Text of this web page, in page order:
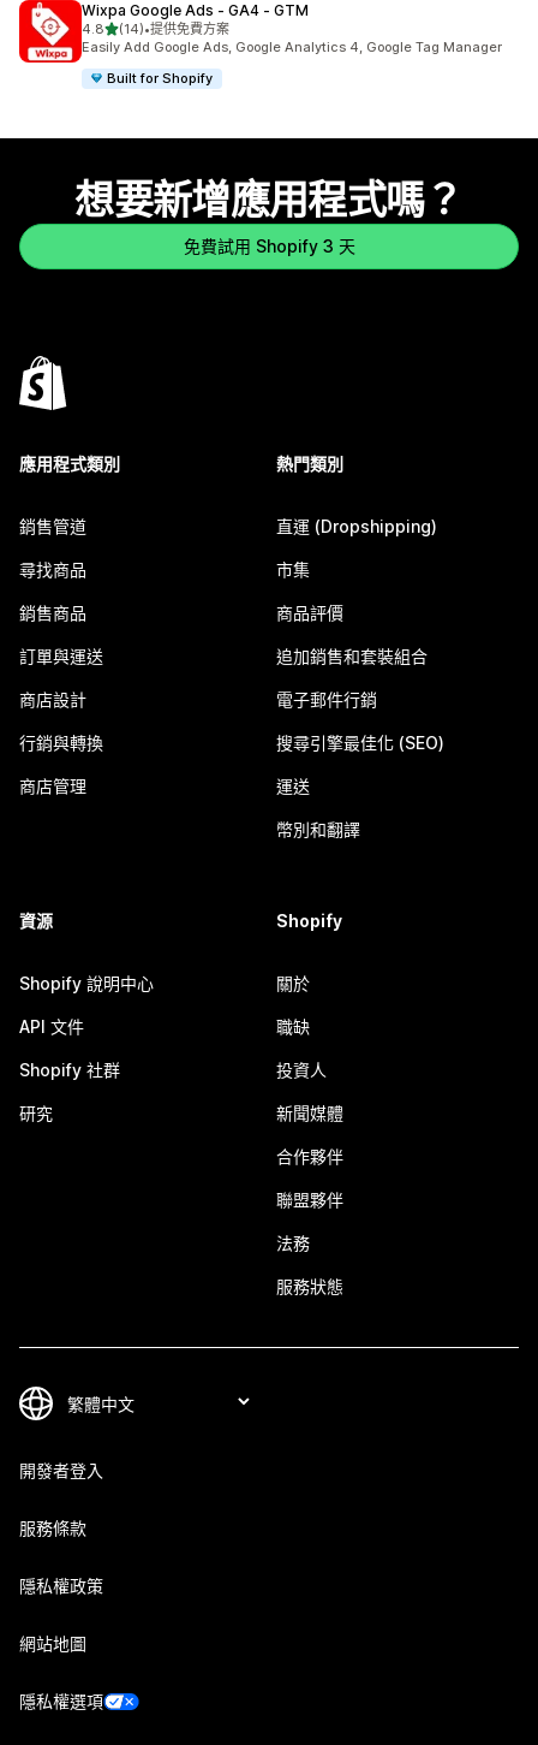
Wixpa Google Ads ‑ GA4 ‑ GTM
4.8滿分 5 顆星
(14)
共有 14 則評價
•提供免費方案
Easily Add Google Ads, Google Analytics 4, Google Tag Manager
Built for Shopify
想要新增應用程式嗎？
免費試用 Shopify 3 天
應用程式類別
銷售管道
尋找商品
銷售商品
訂單與運送
商店設計
行銷與轉換
商店管理
熱門類別
直運 (Dropshipping)
市集
商品評價
追加銷售和套裝組合
電子郵件行銷
搜尋引擎最佳化 (SEO)
運送
幣別和翻譯
資源
Shopify 說明中心
API 文件
Shopify 社群
研究
Shopify
關於
職缺
投資人
新聞媒體
合作夥伴
聯盟夥伴
法務
服務狀態
開發者登入
服務條款
隱私權政策
網站地圖
隱私權選項